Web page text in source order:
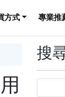
方式 專業推
搜